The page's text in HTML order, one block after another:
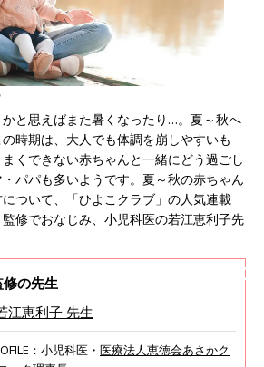
と思えばまた暑くなったり…。夏～秋へ
時期は、大人でも体調を崩しやすいも
くできない赤ちゃんと一緒にどう過ごし
パパも多いようです。夏～秋の赤ちゃん
ついて、「ひよこクラブ」の人気連載
監修でおなじみ、小児科医の若江恵利子先
修の先生
江恵利子 先生
：小児科医・ 医療法人恵徳会あさかク